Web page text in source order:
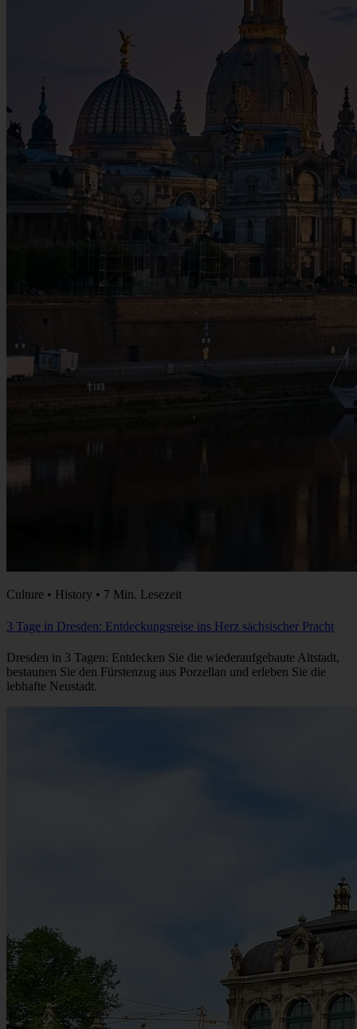
Culture • History • 7 Min. Lesezeit
3 Tage in Dresden: Entdeckungsreise ins Herz sächsischer Pracht
Dresden in 3 Tagen: Entdecken Sie die wiederaufgebaute Altstadt,
bestaunen Sie den Fürstenzug aus Porzellan und erleben Sie die
lebhafte Neustadt.